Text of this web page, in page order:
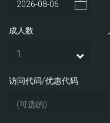
成人数
访问代码/优惠代码